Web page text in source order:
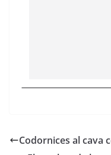
Codornices al cava